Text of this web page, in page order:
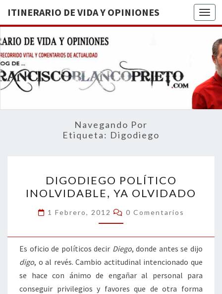
ITINERARIO DE VIDA Y OPINIONES
DE
BREVE
RECORRIDO
VITAL Y
ACTUALIDAD
Navegando Por
Etiqueta: Digodiego
POLÍTICO
INOLVIDABLE,
YA
OLVIDADO
DIGODIEGO POLÍTICO
INOLVIDABLE, YA OLVIDADO
1 Febrero, 2012 Comentarios
0 Comentarios
Es oficio de políticos decir Diego, donde antes se dijo
digo, o al revés. Cambio actitudinal intencionado que
se hace con ánimo de engañar al personal para
conseguir privilegios y favores que de otra forma